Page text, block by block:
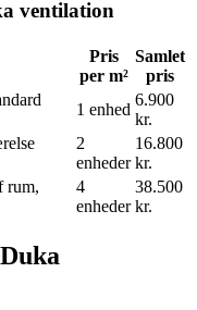
ventilation
Pris
per m²
Samlet
pris
1 enhed
6.900
kr.
2
enheder
16.800
kr.
rum,
4
enheder
38.500
kr.